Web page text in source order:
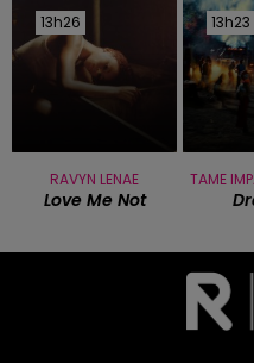
13h26
13h26
RAVYN LENAE
Love Me Not
13h23
13h23
TAME